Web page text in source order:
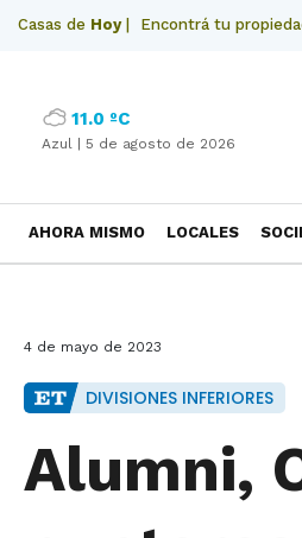
Casas de Hoy| Encontrá tu
11.0 ºC
Azul | 5 de agosto de 2026
AHORA MISMO LOCALES
4 de mayo de 2023
DIVISIONES INFERIORES
Alumni,